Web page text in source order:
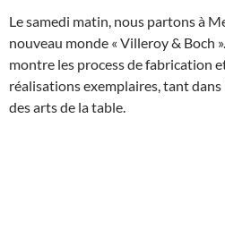
Le samedi matin, nous partons à
nouveau monde « Villeroy & Boch
montre les process de fabrication
réalisations exemplaires, tant
des arts de la table.